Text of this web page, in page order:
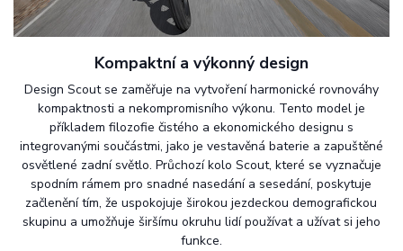
Kompaktní a výkonný design
Design Scout se zaměřuje na vytvoření harmonické rovnováhy
kompaktnosti a nekompromisního výkonu. Tento model je
příkladem filozofie čistého a ekonomického designu s
integrovanými součástmi, jako je vestavěná baterie a zapuštěné
osvětlené zadní světlo. Průchozí kolo Scout, které se vyznačuje
spodním rámem pro snadné nasedání a sesedání, poskytuje
začlenění tím, že uspokojuje širokou jezdeckou demografickou
skupinu a umožňuje širšímu okruhu lidí používat a užívat si jeho
funkce.